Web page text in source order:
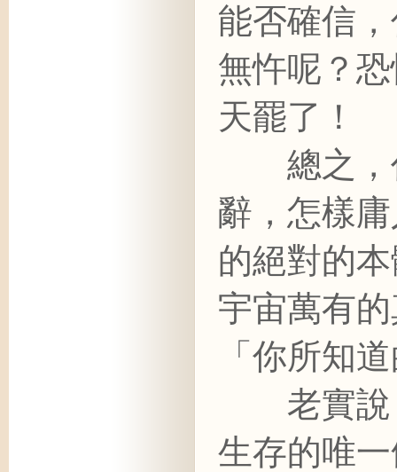
能否確信
無忤呢？
天罷了！
總之，
辭，怎樣
的絕對的
宇宙萬有
「你所知
老實說
生存的唯